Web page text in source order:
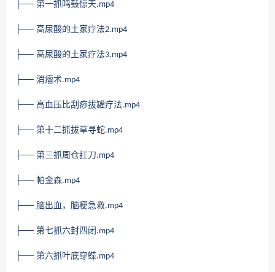
├── 第一抓鸣鼓惊天.mp4
├── 高尿酸的土家疗法2.mp4
├── 高尿酸的土家疗法3.mp4
├── 消瘤术.mp4
├── 高血压比刮痧拔罐疗法.mp4
├── 第十二抓拔草寻蛇.mp4
├── 第三抓周仓扛刀.mp4
├── 帕金森.mp4
├── 脑出血，脑梗急救.mp4
├── 第七抓六封四闭 .mp4
├── 第六抓叶底穿蝶.mp4